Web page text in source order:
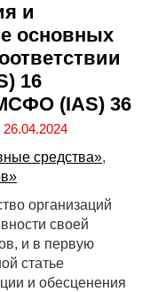
и
основных
16
(IAS) 36
26.04.2024
средства»,
организаций
своей
и в первую
статье
и обесценения